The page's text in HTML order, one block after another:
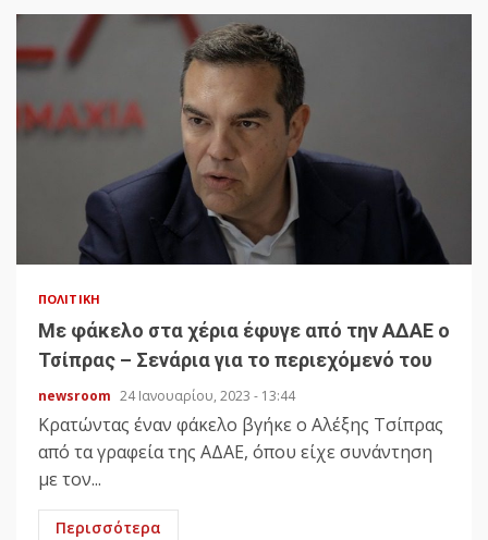
ΠΟΛΙΤΙΚΉ
Με φάκελο στα χέρια έφυγε από την ΑΔΑΕ ο
Τσίπρας – Σενάρια για το περιεχόμενό του
newsroom 24 Ιανουαρίου, 2023 - 13:44
Κρατώντας έναν φάκελο βγήκε ο Αλέξης Τσίπρας
από τα γραφεία της ΑΔΑΕ, όπου είχε συνάντηση
με τον...
Περισσότερα